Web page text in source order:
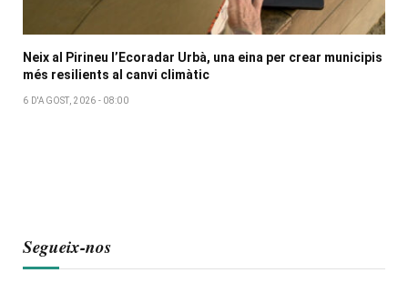
Neix al Pirineu l’Ecoradar Urbà, una eina per crear municipis
més resilients al canvi climàtic
6 D'AGOST, 2026 - 08:00
Segueix-nos